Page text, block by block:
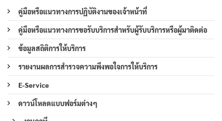
คู่มือหรือแนวทางการปฏิบัติงานของเจ้าหน้าที่
คู่มือหรือแนวทางการขอรับบริการสำหรับผู้รับบริการหรือผู้มาติดต่อ
ข้อมูลสถิติการให้บริการ
รายงานผลการสำรวจความพึงพอใจการให้บริการ
E-Service
ดาวน์โหลดแบบฟอร์มต่างๆ